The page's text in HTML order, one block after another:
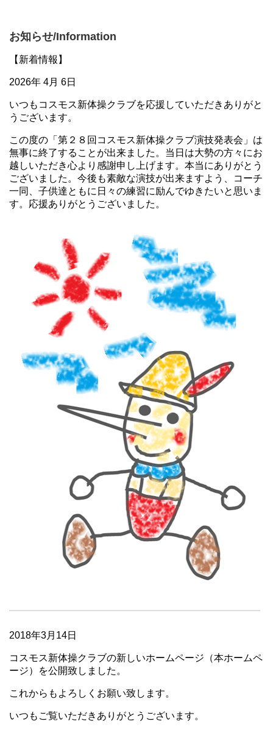
お知らせ/Information
【新着情報】
2026年 4月 6日
いつもコスモス新体操クラブを応援していただきありがと
うございます。
この度の「第２８回コスモス新体操クラブ演技発表会」は
無事に終了することが出来ました。当日は大勢の方々にお
越しいただき心より感謝申し上げます。本当にありがとう
ございました。今後も素敵な演技が出来ますよう、コーチ
一同、子供達ともに日々の練習に励んでゆきたいと思いま
す。応援ありがとうございました。
2018年3月14日
コスモス新体操クラブの新しいホームページ（本ホームペ
ージ）を公開致しました。
これからもよろしくお願い致します。
いつもご覧いただきありがとうございます。